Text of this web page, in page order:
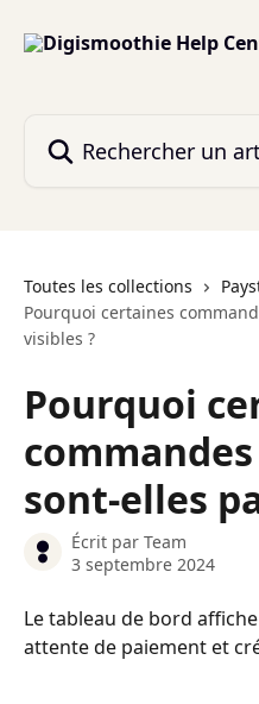
Toutes les collections
Pourquoi certaines
visibles ?
Pourquoi
sont-elles
Écrit par Team
3 septembre 2024
Le tableau de bord
attente de paiement et